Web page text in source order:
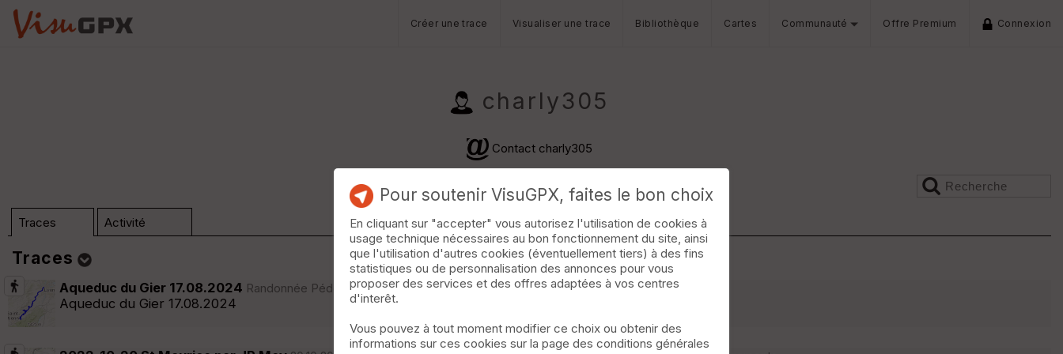
Créer une trace Visualiser une trace Bibliothèque Cartes Communauté Offre Premium Connexion
charly305
Contact charly305
Traces Activité
Traces
Dossier (n°0)
Aqueduc du Gier 17.08.2024 Randonnée Pédestre · 88 km · D+1020 m · 252 vus · 30 téléchargements ·
Aqueduc du Gier 17.08.2024
Pour soutenir VisuGPX, faites le bon choix
En cliquant sur "accepter" vous autorisez l'utilisation de cookies à
usage technique nécessaires au bon fonctionnement du site, ainsi
que l'utilisation d'autres cookies (éventuellement tiers) à des fins
statistiques ou de personnalisation des annonces pour vous
proposer des services et des offres adaptées à vos centres
d'interêt.
Vous pouvez à tout moment modifier ce choix ou obtenir des
informations sur ces cookies sur la page des conditions générales